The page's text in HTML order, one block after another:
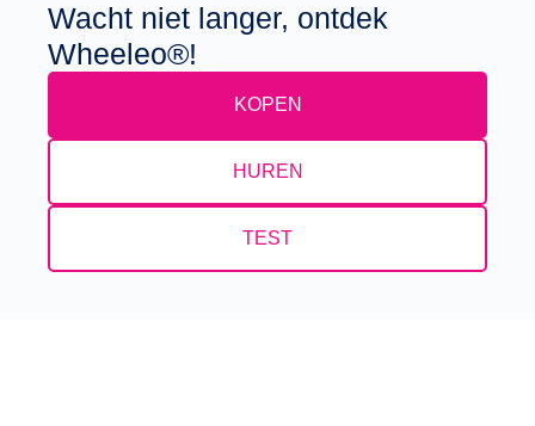
Wacht niet langer, ontdek
Wheeleo®!
KOPEN
HUREN
TEST